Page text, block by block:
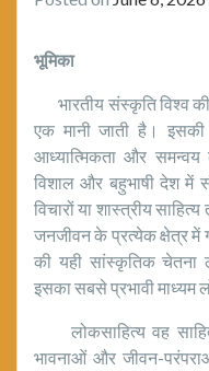
भूमिका
भारतीय संस्कृति विश्व
एक मानी जाती है। इसकी
आध्यात्मिकता और
विशाल और बहुभाषी देश में
विचारों या शास्त्रीय
जनजीवन के प्रत्येक क्षेत्र में
की यही सांस्कृतिक चेतना
इसका सबसे प्रभावी माध्यम
लोकसाहित्य वह
भावनाओं और जीवन-